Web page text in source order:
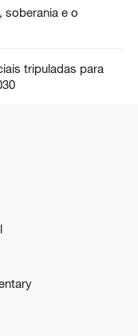
soberania e o
tripuladas para